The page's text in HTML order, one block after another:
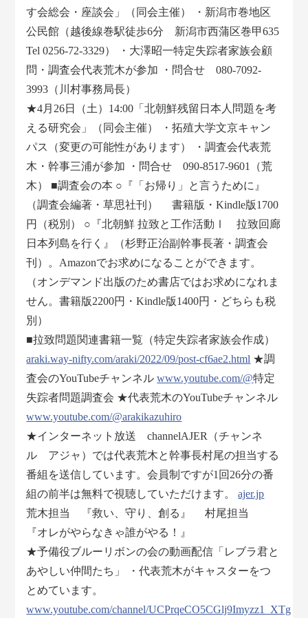
す会総会・座談会」（同会主催） ・新潟市巻地区
公民館（越後線巻駅徒歩6分 新潟市西蒲区巻甲635
Tel 0256-72-3329） ・大澤昭一特定失踪者家族会顧
問・調査会代表荒木が参加 ・問合せ 080-7092-
3993（川村事務局長）
★4月26日（土）14:00「北朝鮮残留日本人問題を考
える研究会」（同会主催） ・拓殖大学文京キャン
パス（変更の可能性があります） ・調査会代表荒
木・幹事三浦が参加 ・問合せ 090-8517-9601（荒
木） ■調査会の本 ○『「お帰り」と言うために』
（調査会編著・草思社刊） 書籍版・Kindle版1700
円（税別） ○『北朝鮮 拉致と工作活動Ⅰ 拉致回廊
日本列島を行く』（杉野正治副幹事長著・調査会
刊）。Amazonでお求めになることができます。
（オンデマンド出版のため書店ではお求めになれま
せん。書籍版2200円・Kindle版1400円・どちらも税
別）
■拉致問題関連書籍一覧（特定失踪者家族会作成）
araki.way-nifty.com/araki/2022/09/post-cf6ae2.html ★調
査会のYouTubeチャンネルwww.youtube.com/@特定
失踪者問題調査会 ★代表荒木のYouTubeチャンネル
www.youtube.com/@arakikazuhiro
★インターネット放送 channelAJER（チャンネ
ル アジャ）では代表荒木と幹事長村尾の担当する
番組を送信しています。会員制ですが1回26分の番
組の前半は無料で視聴していただけます。ajer.jp
荒木担当 『救い、守り、創る』 村尾担当
『オレがやらなきゃ誰がやる！』
★予備役ブルーリボンの会の動画配信「レブラ君と
あやしい仲間たち」 ・代表荒木がキャスターをつ
とめています。
www.youtube.com/channel/UCPrqeCO5CGlj9Imyzz1_XTg